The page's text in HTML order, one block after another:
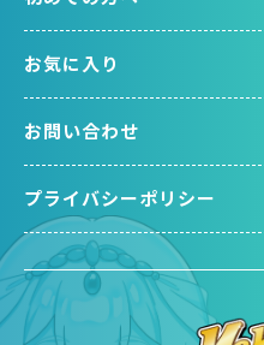
お気に入り
お問い合わせ
プライバシーポリシー